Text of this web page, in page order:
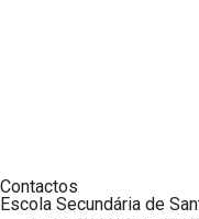
Contactos
Escola Secundária de